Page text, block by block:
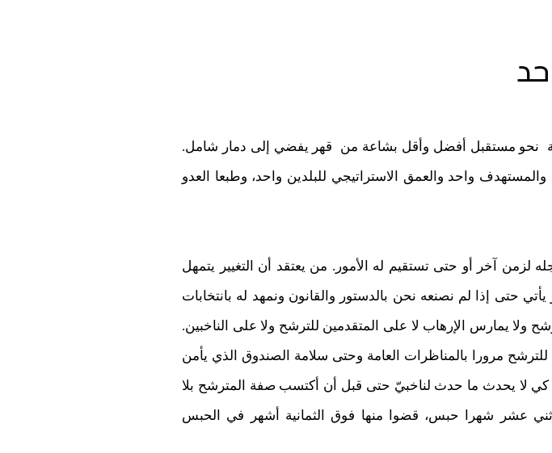
نحو مستقبل أفضل وأقل بشاعة من قهر يفضي إلى دمار شامل.
واحد والعمق الاستراتيجي للبلدين واحد، وطبعا العدو
لزمن آخر أو حتى تستقيم له الأمور. من يعتقد أن التغيير يتمهل
حتى إذا لم نصنعه نحن بالدستور والقانون ونمهد له بانتخابات
ولا يمارس الإرهاب لا على المتقدمين للترشح ولا على الناخبين.
للترشح مرورا بالمناظرات العامة وحتى سلامة الصندوق الذي يأمن
لا يحدث ما حدث لناخبيّ حتى قبل أن أكتسب صفة المترشح بلا
عشر شهرا حبس، قضوا منها فوق الثمانية أشهر في الحبس